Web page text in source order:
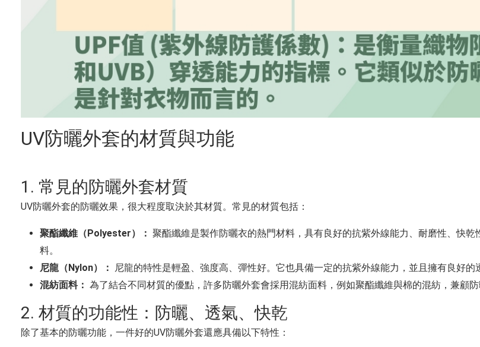
UV防曬外套的材質與功能
1. 常見的防曬外套材質
UV防曬外套的防曬效果，很大程度取決於其材質。常見的材質包括：
聚酯纖維（Polyester）： 聚酯纖維是製作防曬衣的熱門材料，具有良好的抗紫外線能力、耐磨性、快
料。
尼龍（Nylon）：
尼龍的特性是輕盈、強度高、彈性好。它也具備一定的抗紫外線能力，並且擁有良好的
混紡面料： 為了結合不同材質的優點，許多防曬外套會採用混紡面料，例如聚酯纖維與棉的混紡，兼顧防
2. 材質的功能性：防曬、透氣、快乾
除了基本的防曬功能，一件好的UV防曬外套還應具備以下特性：